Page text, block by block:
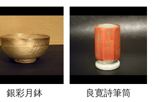
銀彩月鉢 良寛詩筆筒